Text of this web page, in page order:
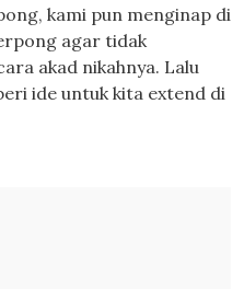
kami pun menginap di
agar tidak
akad nikahnya. Lalu
ide untuk kita extend di